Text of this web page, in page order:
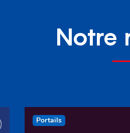
Notre
Portails